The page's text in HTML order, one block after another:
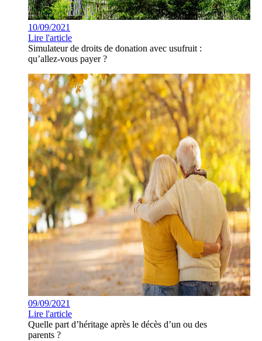
10/09/2021
Lire l'article
Simulateur de droits de donation avec usufruit :
qu’allez-vous payer ?
09/09/2021
Lire l'article
Quelle part d’héritage après le décès d’un ou des
parents ?